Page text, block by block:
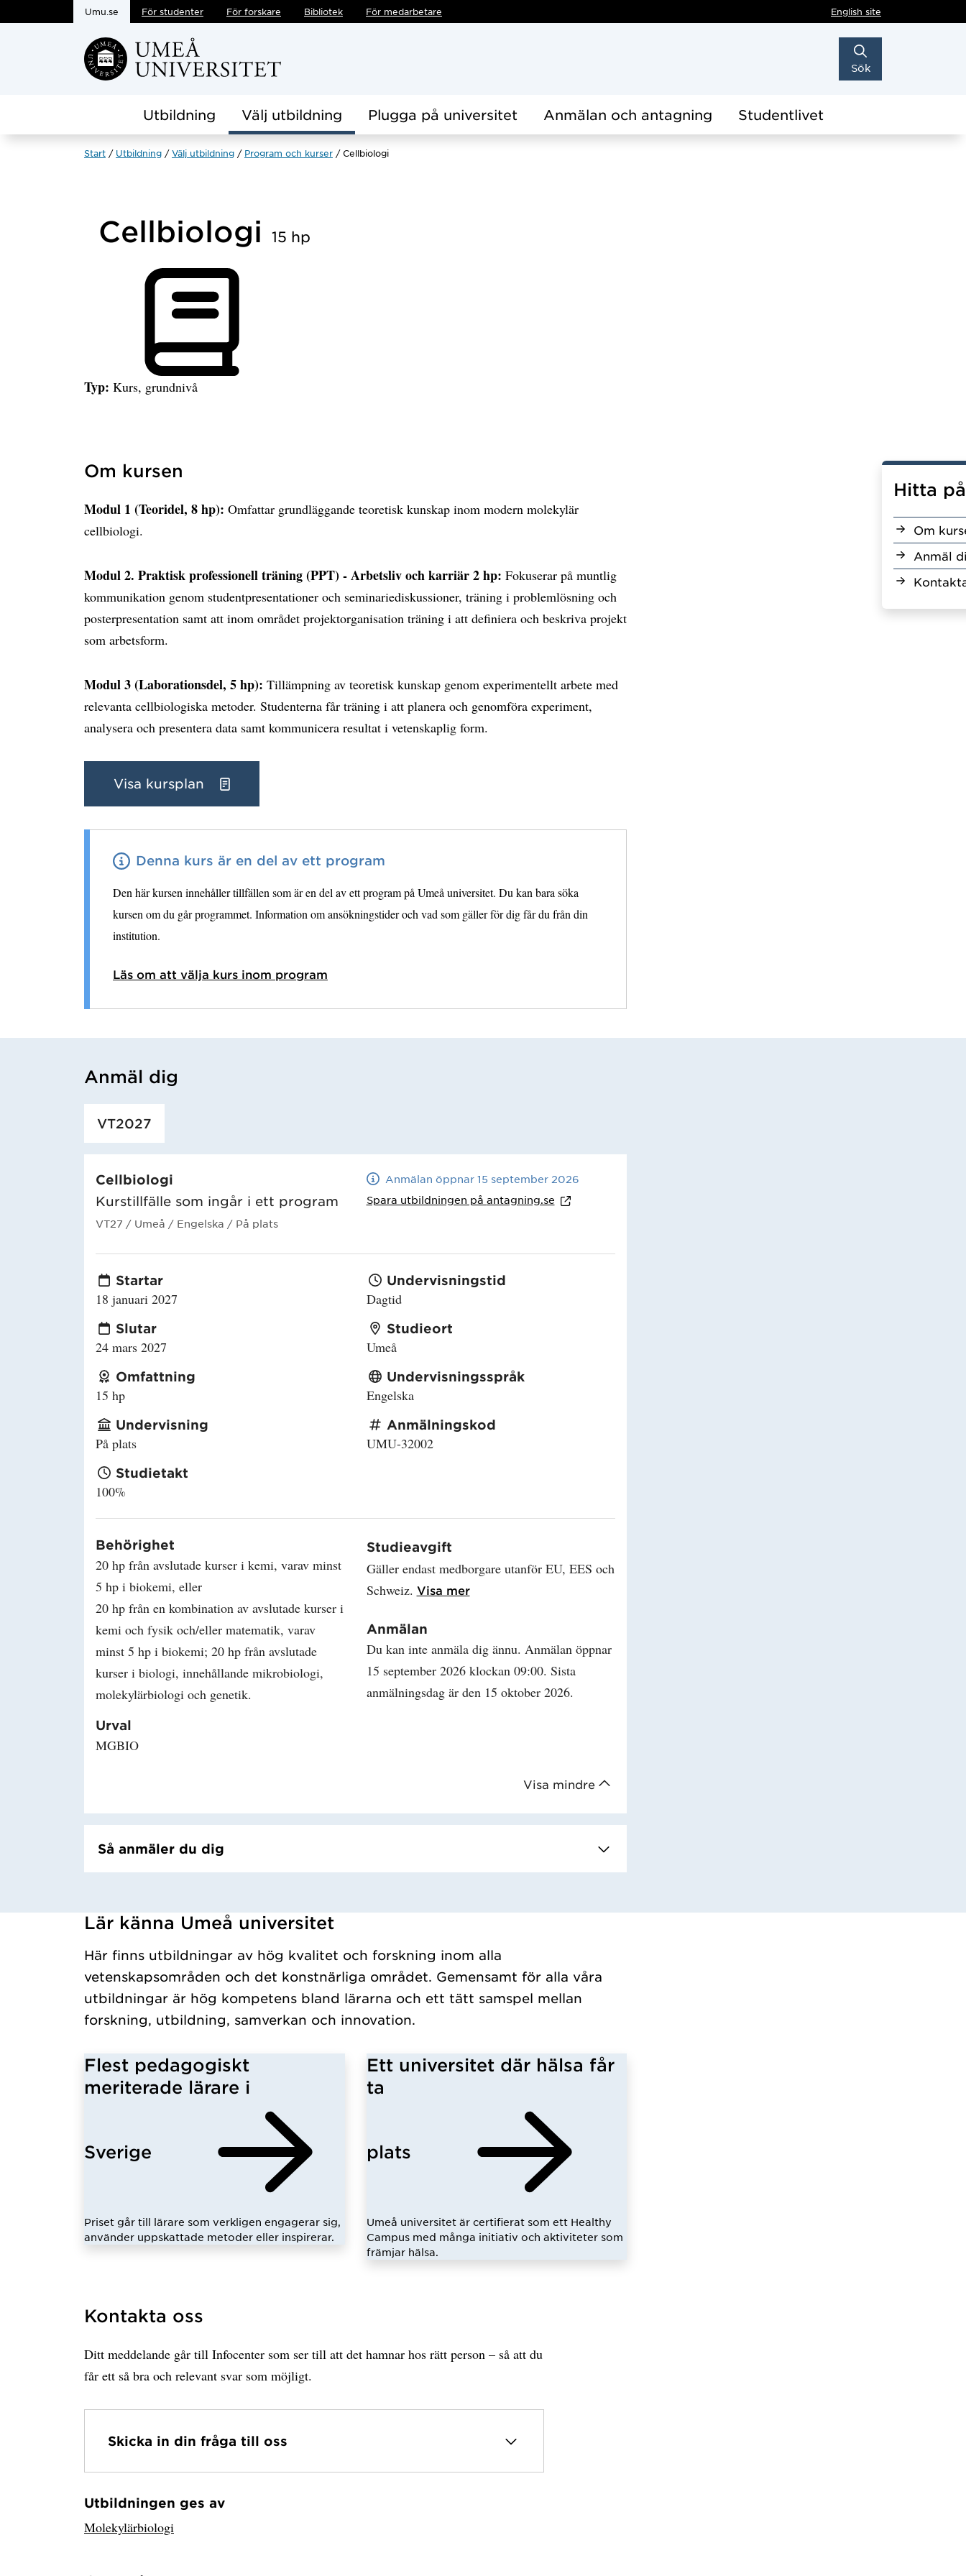
Hoppa direkt till innehållet
Umu.se För studenter För forskare Bibliotek För medarbetare English site
Sök
Utbildning Välj utbildning Plugga på universitet Anmälan och antagning Studentlivet
Start Utbildning Välj utbildning Program och kurser Cellbiologi
Cellbiologi 15 hp
Typ: Kurs, grundnivå
Hitta
Om
Anmäl
Om kursen
Modul 1 (Teoridel, 8 hp): Omfattar grundläggande teoretisk kunskap inom modern molekylär
cellbiologi.
Modul 2. Praktisk professionell träning (PPT) - Arbetsliv och karriär 2 hp: Fokuserar på muntlig
kommunikation genom studentpresentationer och seminariediskussioner, träning i problemlösning och
posterpresentation samt att inom området projektorganisation träning i att definiera och beskriva projekt
som arbetsform.
Modul 3 (Laborationsdel, 5 hp): Tillämpning av teoretisk kunskap genom experimentellt arbete med
relevanta cellbiologiska metoder. Studenterna får träning i att planera och genomföra experiment,
analysera och presentera data samt kommunicera resultat i vetenskaplig form.
Visa kursplan
Denna kurs är en del av ett program
Den här kursen innehåller tillfällen som är en del av ett program på Umeå universitet. Du kan bara söka
kursen om du går programmet. Information om ansökningstider och vad som gäller för dig får du från din
institution.
Läs om att välja kurs inom program
Anmäl dig
VT2027
Cellbiologi
Kurstillfälle som ingår i ett program
VT27 / Umeå / Engelska / På plats
Anmälan öppnar 15 september 2026
Spara utbildningen på antagning.se
Visa mindre
Startar
18 januari 2027
Slutar
24 mars 2027
Omfattning
15 hp
Undervisning
På plats
Studietakt
100%
Undervisningstid
Dagtid
Studieort
Umeå
Undervisningsspråk
Engelska
Anmälningskod
UMU-32002
Behörighet
20 hp från avslutade kurser i kemi, varav minst
5 hp i biokemi, eller
20 hp från en kombination av avslutade kurser i
kemi och fysik och/eller matematik, varav
minst 5 hp i biokemi; 20 hp från avslutade
kurser i biologi, innehållande mikrobiologi,
molekylärbiologi och genetik.
Urval
MGBIO
Studieavgift
Gäller endast medborgare utanför EU, EES och
Schweiz. Visa merLäs mer om Studieavgift
Anmälan
Du kan inte anmäla dig ännu. Anmälan öppnar
15 september 2026 klockan 09:00. Sista
anmälningsdag är den 15 oktober 2026.
Så anmäler du dig
Har hämtat kursochkurspaket.
Lär känna Umeå universitet
Här finns utbildningar av hög kvalitet och forskning inom alla
vetenskapsområden och det konstnärliga området. Gemensamt för alla våra
utbildningar är hög kompetens bland lärarna och ett tätt samspel mellan
forskning, utbildning, samverkan och innovation.
Flest pedagogiskt
meriterade lärare i
Sverige
Priset går till lärare som verkligen engagerar sig,
använder uppskattade metoder eller inspirerar.
Ett universitet där hälsa får
ta
plats
Umeå universitet är certifierat som ett Healthy
Campus med många initiativ och aktiviteter som
främjar hälsa.
Kontakta oss
Ditt meddelande går till Infocenter som ser till att det hamnar hos rätt person – så att du
får ett så bra och relevant svar som möjligt.
Skicka in din fråga till oss
Har hämtat avsändare.
Utbildningen ges av
Molekylärbiologi